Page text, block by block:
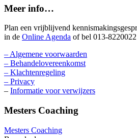
Meer info…
Plan een vrijblijvend
in de Online Agenda of bel 013-8220022
– Algemene voorwaarden
– Behandelovereenkomst
– Klachtenregeling
– Privacy
– Informatie voor verwijzers
Mesters Coaching
Mesters Coaching